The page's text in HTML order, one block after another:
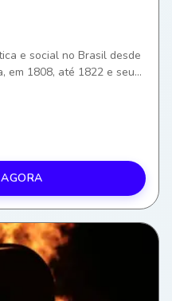
e social no Brasil desde
em 1808, até 1822 e seus